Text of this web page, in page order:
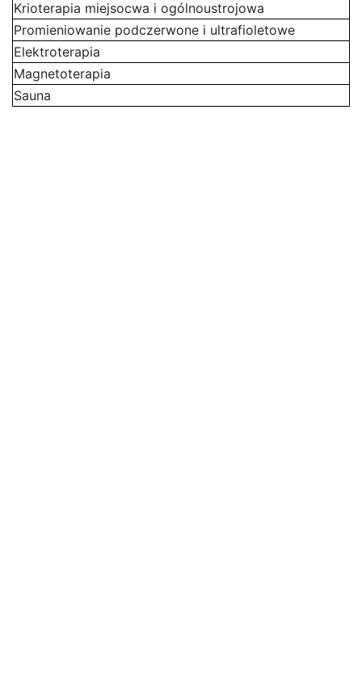
Krioterapia miejsocwa i ogólnoustrojowa
Promieniowanie podczerwone i ultrafioletowe
Elektroterapia
Magnetoterapia
Sauna